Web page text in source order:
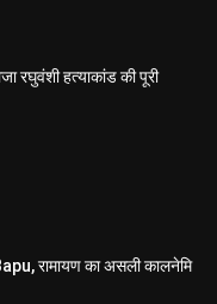
रघुवंशी हत्याकांड की पूरी
रामायण का असली कालनेमि